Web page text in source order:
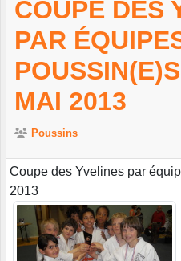
COUPE DES
PAR
MAI 2013
Poussins
Coupe des Yvelines par
2013